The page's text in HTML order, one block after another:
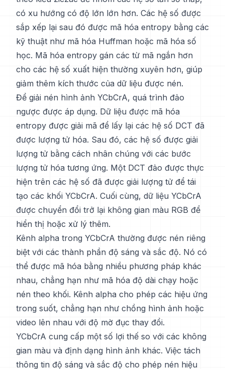
có xu hướng có độ lớn lớn hơn. Các hệ số được
sắp xếp lại sau đó được mã hóa entropy bằng các
kỹ thuật như mã hóa Huffman hoặc mã hóa số
học. Mã hóa entropy gán các từ mã ngắn hơn
cho các hệ số xuất hiện thường xuyên hơn, giúp
giảm thêm kích thước của dữ liệu được nén.
Để giải nén hình ảnh YCbCrA, quá trình đảo
ngược được áp dụng. Dữ liệu được mã hóa
entropy được giải mã để lấy lại các hệ số DCT đã
được lượng tử hóa. Sau đó, các hệ số được giải
lượng tử bằng cách nhân chúng với các bước
lượng tử hóa tương ứng. Một DCT đảo được thực
hiện trên các hệ số đã được giải lượng tử để tái
tạo các khối YCbCrA. Cuối cùng, dữ liệu YCbCrA
được chuyển đổi trở lại không gian màu RGB để
hiển thị hoặc xử lý thêm.
Kênh alpha trong YCbCrA thường được nén riêng
biệt với các thành phần độ sáng và sắc độ. Nó có
thể được mã hóa bằng nhiều phương pháp khác
nhau, chẳng hạn như mã hóa độ dài chạy hoặc
nén theo khối. Kênh alpha cho phép các hiệu ứng
trong suốt, chẳng hạn như chồng hình ảnh hoặc
video lên nhau với độ mờ đục thay đổi.
YCbCrA cung cấp một số lợi thế so với các không
gian màu và định dạng hình ảnh khác. Việc tách
thông tin độ sáng và sắc độ cho phép nén hiệu